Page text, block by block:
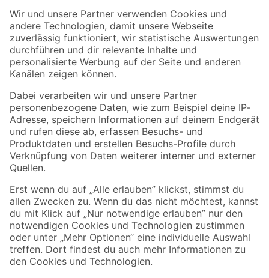
Der toom Newsletter: Keine Angebote und Aktionen mehr verpassen!
Zur Newsletter Anmeldung
Folge uns
Zahlungsarten Versandarten
Sicher einkaufen
Jetzt die toom-App herunterladen